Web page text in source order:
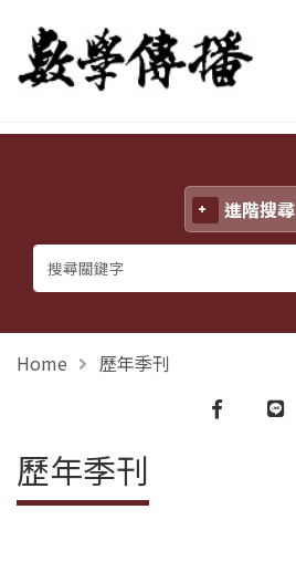
數學傳播
進階搜尋
Home 歷年季刊
Facebook
line
歷年季刊